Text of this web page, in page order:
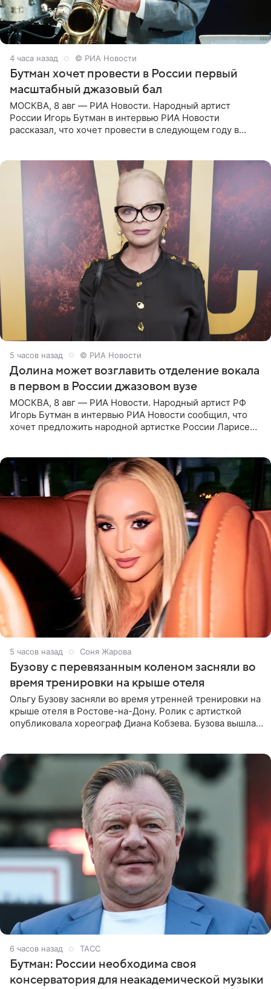
4 часа назад © РИА Новости
Бутман хочет провести в России первый
масштабный джазовый бал
МОСКВА, 8 авг — РИА Новости. Народный артист
России Игорь Бутман в интервью РИА Новости
рассказал, что хочет провести в следующем году в
5 часов назад © РИА Новости
Долина может возглавить отделение вокала
в первом в России джазовом вузе
МОСКВА, 8 авг — РИА Новости. Народный артист РФ
Игорь Бутман в интервью РИА Новости сообщил, что
хочет предложить народной артистке России Ларисе
5 часов назад Соня Жарова
Бузову с перевязанным коленом засняли во
время тренировки на крыше отеля
Ольгу Бузову засняли во время утренней тренировки на
крыше отеля в Ростове-на-Дону. Ролик с артисткой
опубликовала хореограф Диана Кобзева. Бузова вышла
6 часов назад ТАСС
Бутман: России необходима своя
консерватория для неакадемической музыки